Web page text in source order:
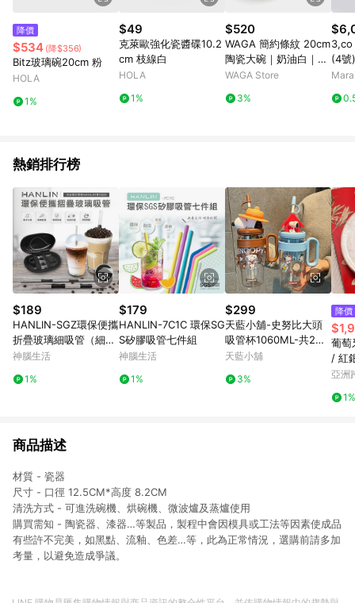
降價
$534 (降$356)
Bitz玻璃碗20cm 粉
HOLA
1%
$49
克萊歐強化瓷醬碟10.2
cm 枝線白
HOLA
1%
$520
WAGA 簡約條紋 20cm
陶瓷大碗｜奶油白｜單
品
WAGA Store
3%
3,co
(4號
cm
熱銷排行榜
$189
HANLIN-SGZ環保便攜
折疊玻璃細吸管（細
管）
神腦生活
1%
$179
HANLIN-7C1C 環保SG
S矽膠吸管七件組
神腦生活
1%
$299
天藍小舖-史努比大頭
吸管杯1060ML-共2
色-$299【A1111544
天藍小舖
3%
降價
葡
/ 紅
叉四
亞洲
1%
商品描述
材質 - 瓷器
尺寸 - 口徑 12.5CM*高度 8.2CM
清洗方式 - 可進洗碗機、烘碗機、微波爐及蒸爐使用
購買需知 - 陶瓷器、漆器…等製品，製程中會因模具或工法等因素使成品
有些許不完美，如黑點、流釉、色差…等，此為正常情況，選購前請多加
考量，以避免造成爭議。